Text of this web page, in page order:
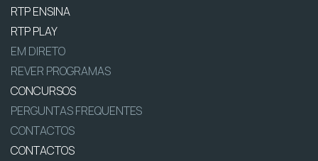
RTP ENSINA
RTP PLAY
EM DIRETO
REVER PROGRAMAS
CONCURSOS
PERGUNTAS FREQUENTES
CONTACTOS
CONTACTOS